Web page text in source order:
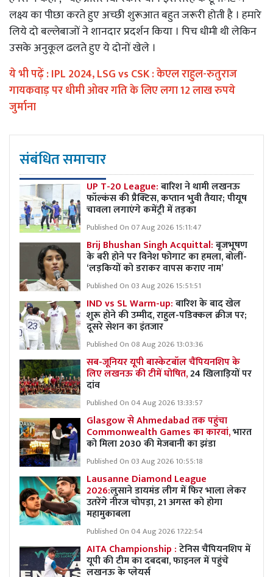
लक्ष्य का पीछा करते हुए अच्छी शुरूआत बहुत जरूरी होती है । हमारे
लिये दो बल्लेबाजों ने शानदार प्रदर्शन किया । पिच धीमी थी लेकिन
उसके अनुकूल ढलते हुए ये दोनों खेले ।
ये भी पढ़ें :IPL 2024, LSG vs CSK : केएल राहुल-रुतुराज
गायकवाड़ पर धीमी ओवर गति के लिए लगा 12 लाख रुपये
जुर्माना
संबंधित समाचार
UP T-20 League:बारिश ने थामी लखनऊ
फॉल्कंस की प्रैक्टिस, कप्तान भुवी तैयार; पीयूष
चावला लगाएंगे कमेंट्री में तड़का
Published On 07 Aug 2026 15:11:47
Brij Bhushan Singh Acquittal:बृजभूषण
के बरी होने पर विनेश फोगाट का हमला, बोलीं-
‘लड़कियों को डराकर वापस कराए नाम’
Published On 03 Aug 2026 15:51:51
IND vs SL Warm-up:बारिश के बाद खेल
शुरू होने की उम्मीद, राहुल-पडिक्कल क्रीज पर;
दूसरे सेशन का इंतजार
Published On 08 Aug 2026 13:03:36
सब-जूनियर यूपी बास्केटबॉल चैंपियनशिप के
लिए लखनऊ की टीमें घोषित,24 खिलाड़ियों पर
दांव
Published On 04 Aug 2026 13:33:57
Glasgow से Ahmedabad तक पहुंचा
Commonwealth Games का कारवां,भारत
को मिला 2030 की मेजबानी का झंडा
Published On 03 Aug 2026 10:55:18
Lausanne Diamond League
2026:लुसाने डायमंड लीग में फिर भाला लेकर
उतरेंगे नीरज चोपड़ा, 21 अगस्त को होगा
महामुकाबला
Published On 04 Aug 2026 17:22:54
AITA Championship :टेनिस चैंपियनशिप में
यूपी की टीम का दबदबा, फाइनल में पहुंचे
लखनऊ के प्लेयर्स